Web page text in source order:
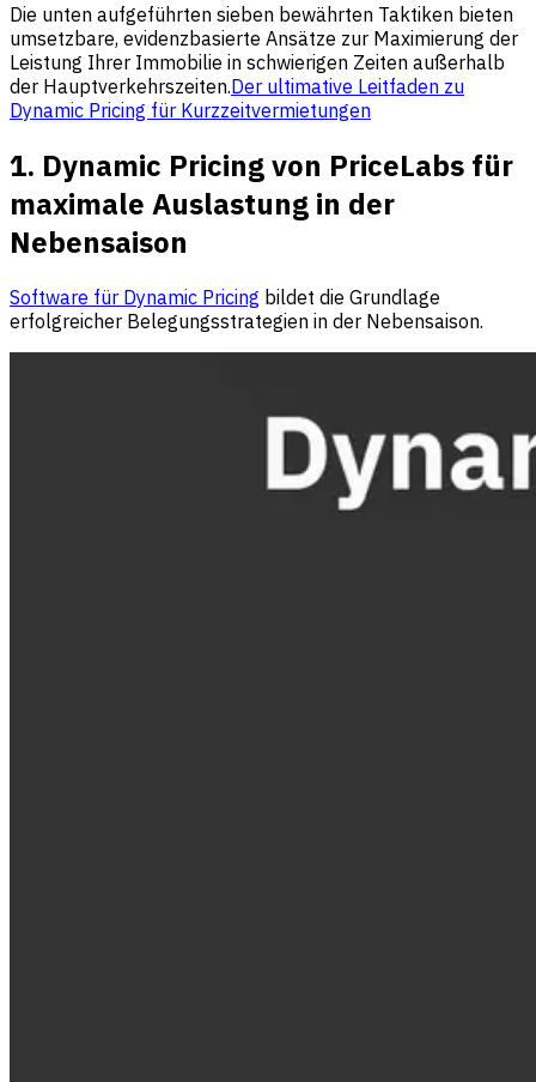
Die unten aufgeführten sieben bewährten Taktiken bieten
umsetzbare, evidenzbasierte Ansätze zur Maximierung der
Leistung Ihrer Immobilie in schwierigen Zeiten außerhalb
der Hauptverkehrszeiten.Der ultimative Leitfaden zu
Dynamic Pricing für Kurzzeitvermietungen
1. Dynamic Pricing von PriceLabs für
maximale Auslastung in der
Nebensaison
Software für Dynamic Pricing bildet die Grundlage
erfolgreicher Belegungsstrategien in der Nebensaison.